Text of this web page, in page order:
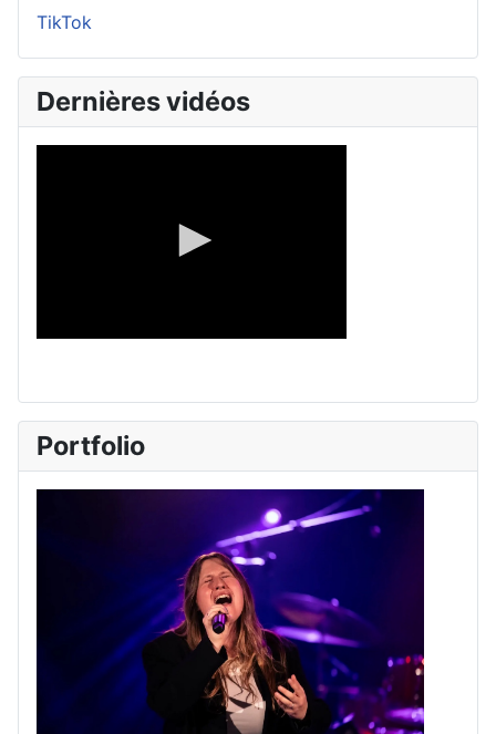
TikTok
Dernières vidéos
Portfolio